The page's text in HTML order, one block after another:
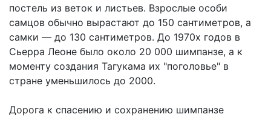
постель из веток и листьев. Взрослые особи
самцов обычно вырастают до 150 сантиметров, а
самки — до 130 сантиметров. До 1970х годов в
Сьерра Леоне было около 20 000 шимпанзе, а к
моменту создания Тагукама их "поголовье" в
стране уменьшилось до 2000.
Дорога к спасению и сохранению шимпанзе